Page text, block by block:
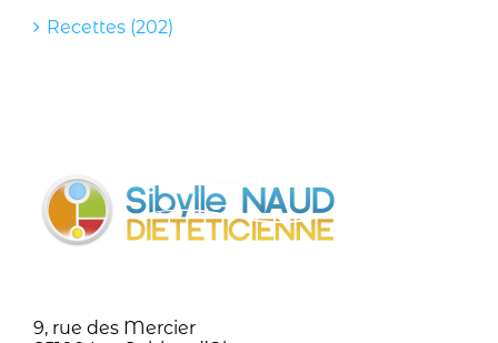
Recettes (202)
9, rue des Mercier